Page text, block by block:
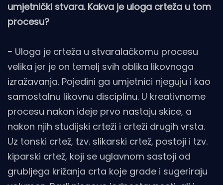
umjetnički stvara. Kakva je uloga crteža u tom
procesu?
- Uloga je crteža u stvaralačkomu procesu
velika jer je on temelj svih oblika likovnoga
izražavanja. Pojedini ga umjetnici njeguju i kao
samostalnu likovnu disciplinu. U kreativnome
procesu nakon ideje prvo nastaju skice, a
nakon njih studijski crteži i crteži drugih vrsta.
Uz tonski crtež, tzv. slikarski crtež, postoji i tzv.
kiparski crtež, koji se uglavnom sastoji od
grubljega križanja crta koje grade i sugeriraju